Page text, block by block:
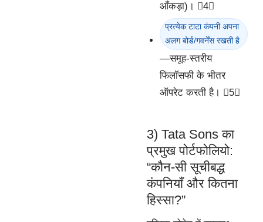
आँकड़ा)। 4
प्रत्येक टाटा कंपनी अपना
अलग बोर्ड/गवर्नेंस रखती है
—समूह-स्तरीय
फिलॉसफी के भीतर
ऑपरेट करती है। 5
3) Tata Sons का
प्रमुख पोर्टफोलियो:
“कौन-सी सूचीबद्ध
कंपनियाँ और कितना
हिस्सा?”